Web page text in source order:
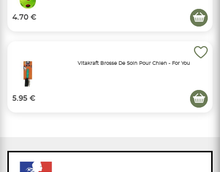
4.70 €
Vitakraft Brosse De Soin Pour Chien - For You
5.95 €